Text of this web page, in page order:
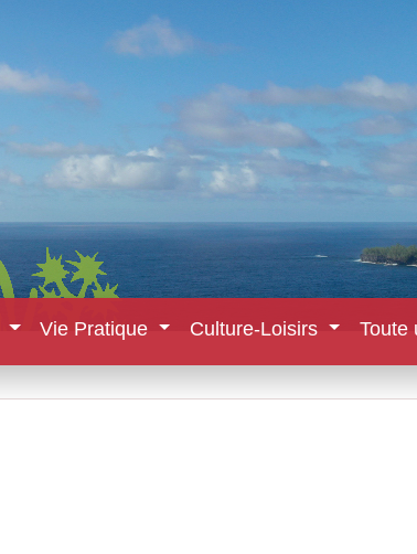
Vie Pratique Culture-Loisirs Toute